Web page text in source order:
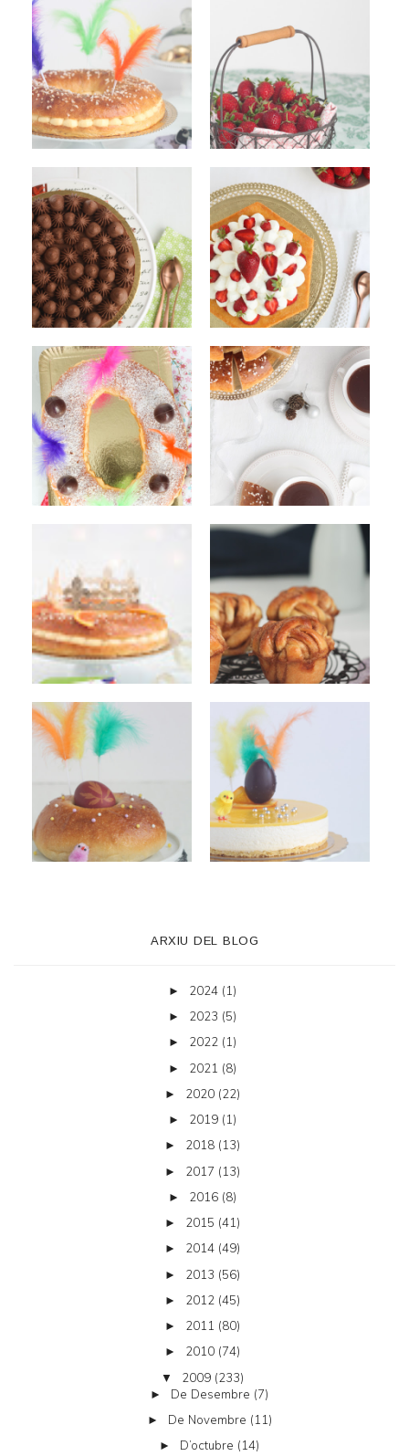
ARXIU DEL BLOG
► 2024 (1)
► 2023 (5)
► 2022 (1)
► 2021 (8)
► 2020 (22)
► 2019 (1)
► 2018 (13)
► 2017 (13)
► 2016 (8)
► 2015 (41)
► 2014 (49)
► 2013 (56)
► 2012 (45)
► 2011 (80)
► 2010 (74)
▼ 2009 (233)
► De Desembre (7)
► De Novembre (11)
► D’octubre (14)